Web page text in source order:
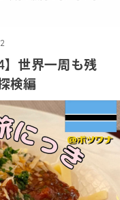
】世界一周も残
検編